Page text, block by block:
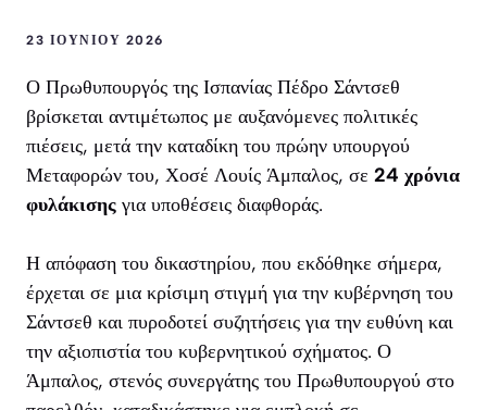
23 ΙΟΥΝΊΟΥ 2026
Ο Πρωθυπουργός της Ισπανίας Πέδρο Σάντσεθ
βρίσκεται αντιμέτωπος με αυξανόμενες πολιτικές
πιέσεις, μετά την καταδίκη του πρώην υπουργού
Μεταφορών του, Χοσέ Λουίς Άμπαλος, σε 24 χρόνια
φυλάκισης για υποθέσεις διαφθοράς.
Η απόφαση του δικαστηρίου, που εκδόθηκε σήμερα,
έρχεται σε μια κρίσιμη στιγμή για την κυβέρνηση του
Σάντσεθ και πυροδοτεί συζητήσεις για την ευθύνη και
την αξιοπιστία του κυβερνητικού σχήματος. Ο
Άμπαλος, στενός συνεργάτης του Πρωθυπουργού στο